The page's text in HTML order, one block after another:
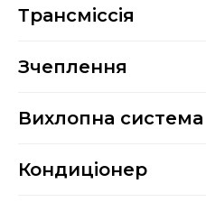
Трансміссія
Зчеплення
Вихлопна система
Кондиціонер